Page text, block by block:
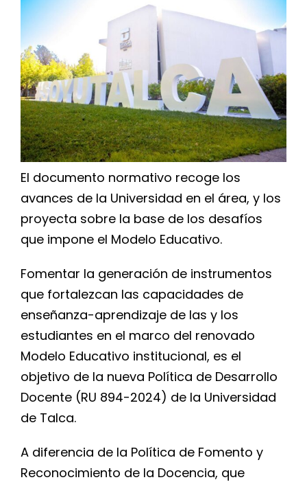
for:
El documento normativo recoge los
avances de la Universidad en el área, y los
proyecta sobre la base de los desafíos
que impone el Modelo Educativo.
Fomentar la generación de instrumentos
que fortalezcan las capacidades de
enseñanza-aprendizaje de las y los
estudiantes en el marco del renovado
Modelo Educativo institucional, es el
objetivo de la nueva Política de Desarrollo
Docente (RU 894-2024) de la Universidad
de Talca.
A diferencia de la Política de Fomento y
Reconocimiento de la Docencia, que